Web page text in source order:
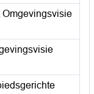
Omgevingsvisie